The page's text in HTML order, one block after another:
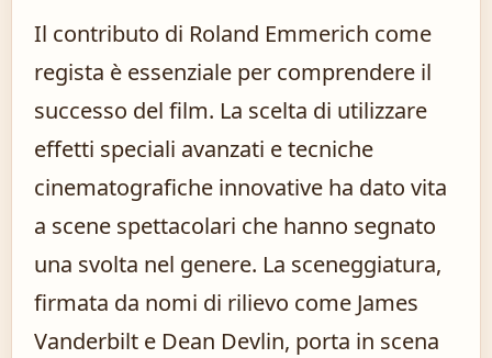
Il contributo di Roland Emmerich come
regista è essenziale per comprendere il
successo del film. La scelta di utilizzare
effetti speciali avanzati e tecniche
cinematografiche innovative ha dato vita
a scene spettacolari che hanno segnato
una svolta nel genere. La sceneggiatura,
firmata da nomi di rilievo come James
Vanderbilt e Dean Devlin, porta in scena